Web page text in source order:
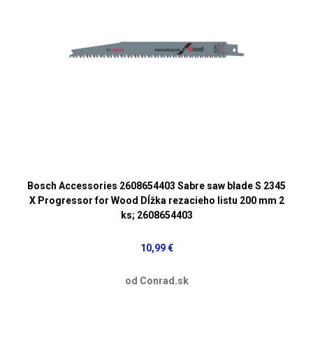
Bosch Accessories 2608654403 Sabre saw blade S 2345
X Progressor for Wood Dĺžka rezacieho listu 200 mm 2
ks; 2608654403
10,99 €
od Conrad.sk